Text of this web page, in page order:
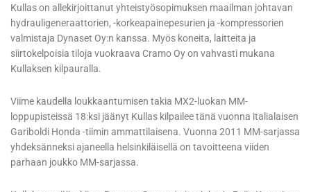
Kullas on allekirjoittanut yhteistyösopimuksen maailman johtavan
hydrauligeneraattorien, -korkeapainepesurien ja -kompressorien
valmistaja Dynaset Oy:n kanssa. Myös koneita, laitteita ja
siirtokelpoisia tiloja vuokraava Cramo Oy on vahvasti mukana
Kullaksen kilpauralla.
Viime kaudella loukkaantumisen takia MX2-luokan MM-
loppupisteissä 18:ksi jäänyt Kullas kilpailee tänä vuonna italialaisen
Gariboldi Honda -tiimin ammattilaisena. Vuonna 2011 MM-sarjassa
yhdeksänneksi ajaneella helsinkiläisellä on tavoitteena viiden
parhaan joukko MM-sarjassa.